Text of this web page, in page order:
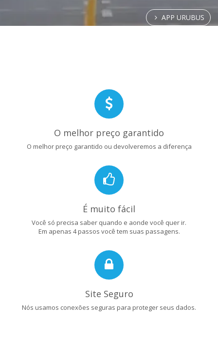
APP URUBUS
O melhor preço garantido
O melhor preço garantido ou devolveremos a diferença
É muito fácil
Você só precisa saber quando e aonde você quer ir.
Em apenas 4 passos você tem suas passagens.
Site Seguro
Nós usamos conexões seguras para proteger seus dados.